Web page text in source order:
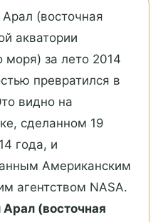
(восточная
акватории
моря) за лето 2014
превратился в
видно на
сделанном 19
года, и
Американским
агентством NASA.
(восточная